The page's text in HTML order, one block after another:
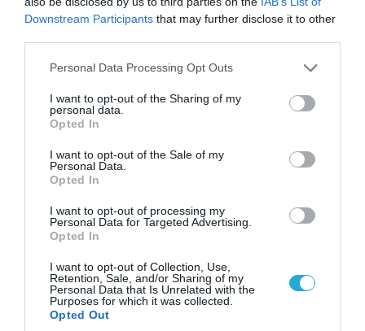
Downstream Participants that may further disclose it to other
Please note that this website/app uses one or more Google
not limited to your visit or usage behaviour. You may click to
grant or deny consent to Google and its third-party tags to
use your data for below specified purposes in below Google
consent section.
Personal Data Processing Opt Outs
I want to opt-out of the Sharing of my
personal data.
Opted In
I want to opt-out of the Sale of my
Personal Data.
Opted In
I want to opt-out of processing my
Personal Data for Targeted Advertising.
Opted In
I want to opt-out of Collection, Use,
Retention, Sale, and/or Sharing of my
Personal Data that Is Unrelated with the
Purposes for which it was collected.
Opted Out
«Η απόλυτη τραγωδία»: Η «αιχμηρή» ανάρτηση
του Αρκά για τα τατουάζ (φωτο)
07.08.2026 | 20:02
Ο Γιάννης Αλαφούζος «τέλειωσε» τον
Κωνσταντίνο Ζούλα από τον ΣΚΑΪ – Ο λόγος της